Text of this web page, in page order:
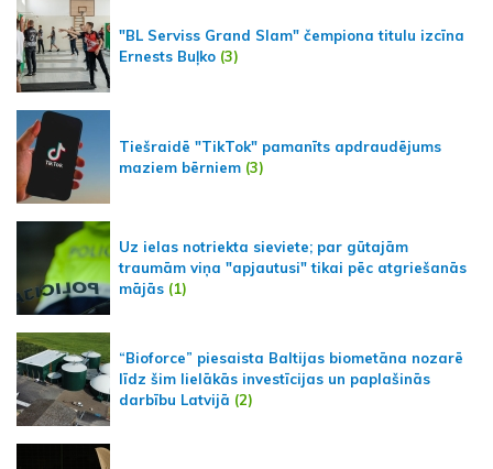
"BL Serviss Grand Slam" čempiona titulu izcīna
Ernests Buļko (3)
Tiešraidē "TikTok" pamanīts apdraudējums
maziem bērniem (3)
Uz ielas notriekta sieviete; par gūtajām
traumām viņa "apjautusi" tikai pēc atgriešanās
mājās (1)
“Bioforce” piesaista Baltijas biometāna nozarē
līdz šim lielākās investīcijas un paplašinās
darbību Latvijā (2)